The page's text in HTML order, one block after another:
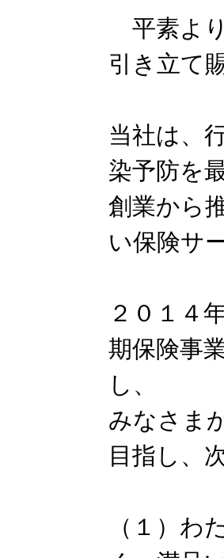
平素よ
引き立て
当社は、
染予防を
創業から
い保険サ
２０１４
期保険事
し、
みなさま
目指し、
（１）わ